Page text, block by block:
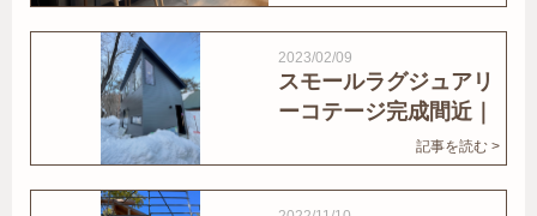
2023/02/09
スモールラグジュアリ
ーコテージ完成間近｜
記事を読む >